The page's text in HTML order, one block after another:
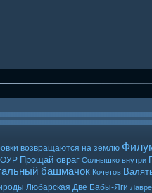
возвращаются на землю
Прощай овраг Солнышко внутри
башмачок Кочетов
Любарская Две Бабы-Яги